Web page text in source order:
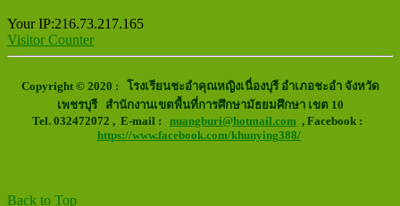
Your IP:216.73.217.165
Visitor Counter
Copyright © 2020 : โรงเรียนชะอำคุณหญิงเนื่องบุรี อำเภอชะอำ จังหวัด
เพชรบุรี สำนักงานเขตพื้นที่การศึกษามัธยมศึกษา เขต 10
Tel. 032472072 , E-mail : nuangburi@hotmail.com , Facebook :
https://www.facebook.com/khunying388/
Back to Top